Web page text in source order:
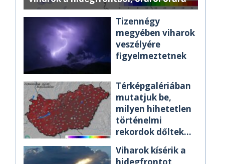
Tizennégy
megyében viharok
veszélyére
figyelmeztetnek
Térképgalériában
mutatjuk be,
milyen hihetetlen
történelmi
rekordok dőltek
Viharok kísérik a